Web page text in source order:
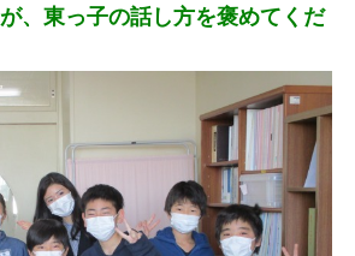
、東っ子の話し方を褒めてくだ